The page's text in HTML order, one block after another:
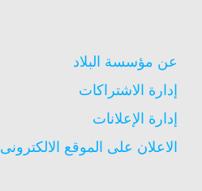
عن مؤسسة البلاد
إدارة الاشتراكات
إدارة الإعلانات
الاعلان على الموقع الالكترونى